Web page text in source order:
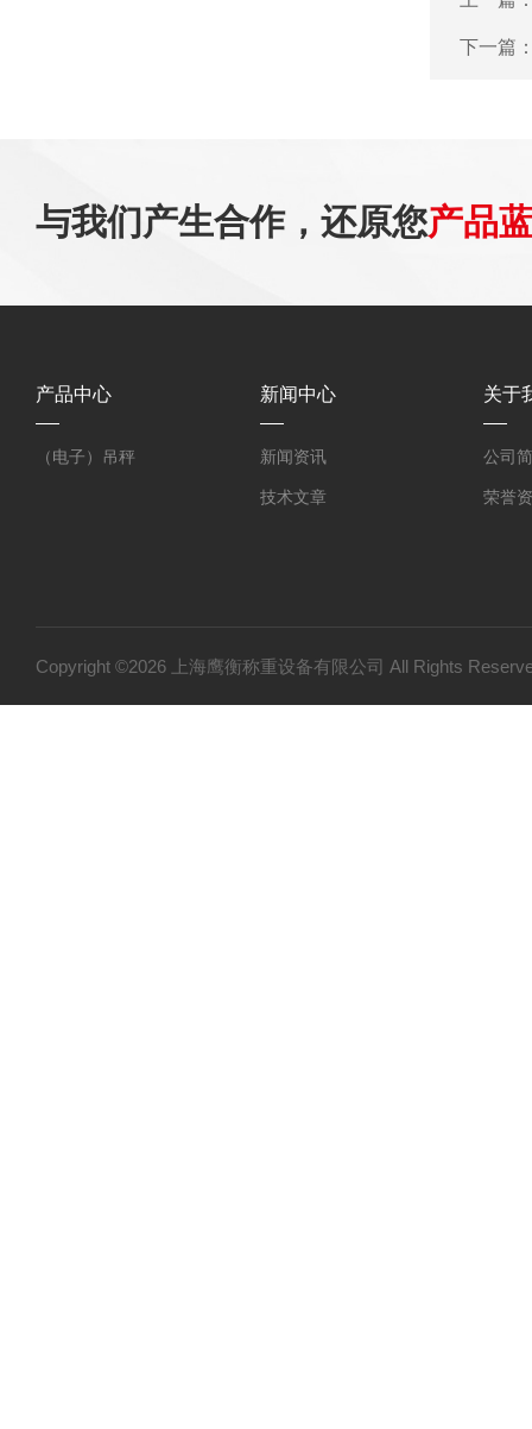
下一篇
与我们产生合作，还原您产品
产品中心
（电子）吊秤
新闻中心
新闻资讯
技术文章
关于
公司
荣誉
Copyright ©2026 上海鹰衡称重设备有限公司 All Rights